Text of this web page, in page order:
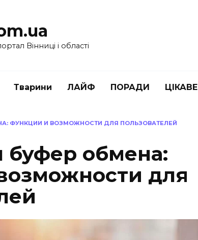
Вінниці і області
Тварини ЛАЙФ ПОРАДИ ЦІКАВЕ
ФУНКЦИИ И ВОЗМОЖНОСТИ ДЛЯ ПОЛЬЗОВАТЕЛЕЙ
буфер обмена:
для